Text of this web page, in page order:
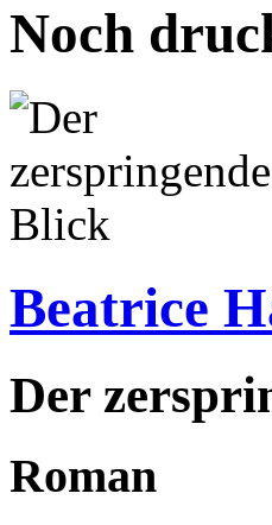
Noch
Beatrice
Der
Roman